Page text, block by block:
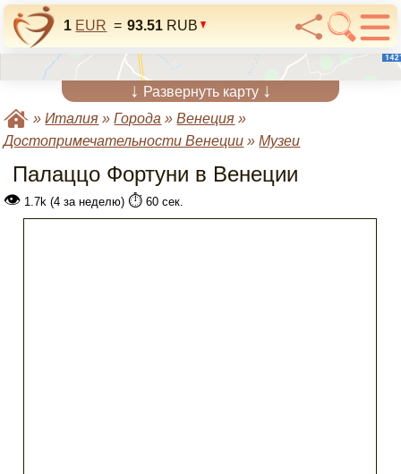
1 EUR = 93.51 RUB
↓ Развернуть карту ↓
»Италия »Города »Венеция »
Достопримечательности Венеции »Музеи
Палаццо Фортуни в Венеции
👁 1.7k (4 за неделю) ⏱️ 60 сек.